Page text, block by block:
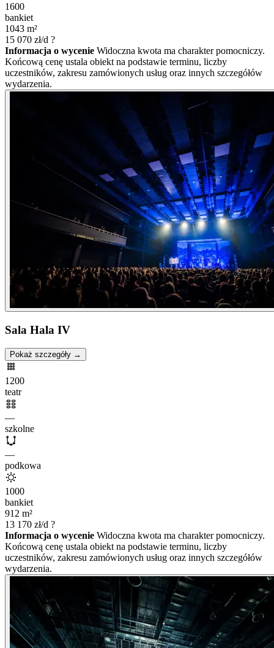
1600
bankiet
1043 m²
15 070 zł/d ?
Informacja o wycenie Widoczna kwota ma charakter pomocniczy.
Końcową cenę ustala obiekt na podstawie terminu, liczby
uczestników, zakresu zamówionych usług oraz innych szczegółów
wydarzenia.
Sala Hala IV
Pokaż szczegóły →
1200
teatr
—
szkolne
—
podkowa
1000
bankiet
912 m²
13 170 zł/d ?
Informacja o wycenie Widoczna kwota ma charakter pomocniczy.
Końcową cenę ustala obiekt na podstawie terminu, liczby
uczestników, zakresu zamówionych usług oraz innych szczegółów
wydarzenia.